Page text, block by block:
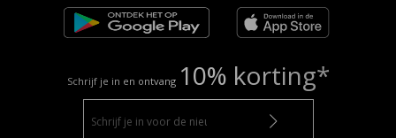
Schrijf je in en ontvang 10% korting*